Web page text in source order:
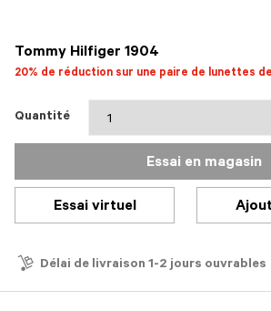
Tommy Hilfiger 1904
20% de réduction sur une paire de lunettes
Quantité
Essai en magasin
Essai virtuel
Délai de livraison 1-2 jours ouvrables